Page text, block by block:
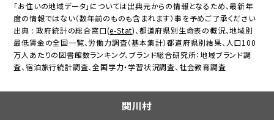
「お住いの地域データ」については出典元からの情報となるため、最新年
度の情報ではない（数年前のものも含まれます）事を予めご了承ください
出典 : 政府統計の総合窓口(e-Stat)、都道府県別生命表の概況、地域別
最低賃金の全国一覧、労働力調査（基本集計）都道府県別結果、人口100
万人あたりの図書館数ランキング、ブランド総合研究所：地域ブランド調
査、宿泊旅行統計調査、全国学力・学習状況調査、社会教育調査
関川村